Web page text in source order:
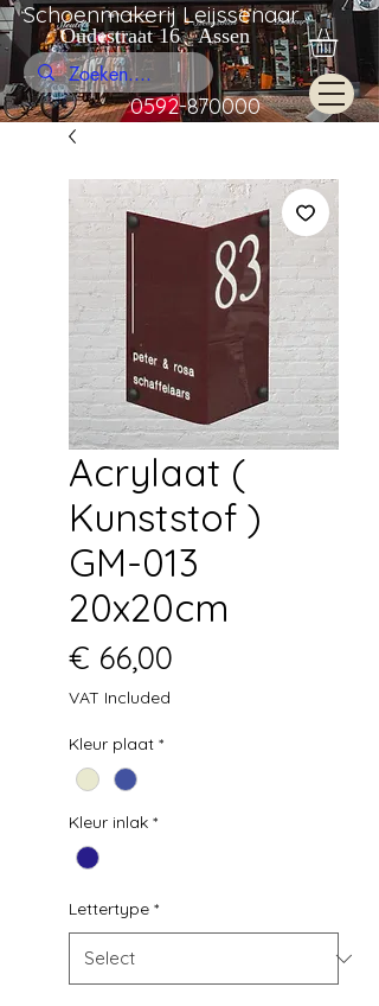
Schoenmakerij Leijssenaar
Oudestraat 16 Assen
0592-870000
Acrylaat (
Kunststof )
GM-013
20x20cm
€ 66,00
VAT Included
Kleur plaat *
Kleur inlak *
Lettertype *